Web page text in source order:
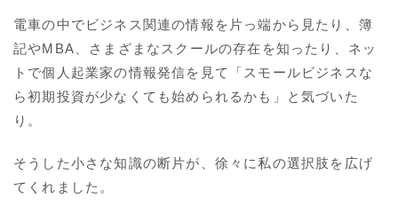
電車の中でビジネス関連の情報を片っ端から見たり、簿
記やMBA、さまざまなスクールの存在を知ったり、ネッ
トで個人起業家の情報発信を見て「スモールビジネスな
ら初期投資が少なくても始められるかも」と気づいた
り。
そうした小さな知識の断片が、徐々に私の選択肢を広げ
てくれました。